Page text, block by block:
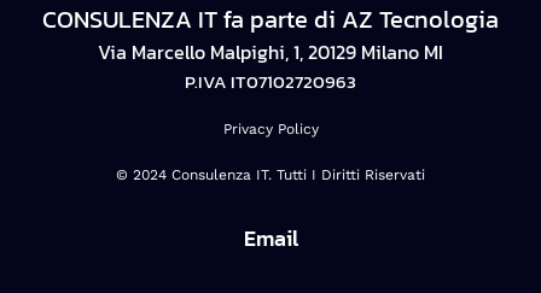
CONSULENZA IT fa parte di AZ Tecnologia
Via Marcello Malpighi, 1, 20129 Milano MI
P.IVA IT07102720963
Privacy Policy
© 2024 Consulenza IT. Tutti I Diritti Riservati
Email